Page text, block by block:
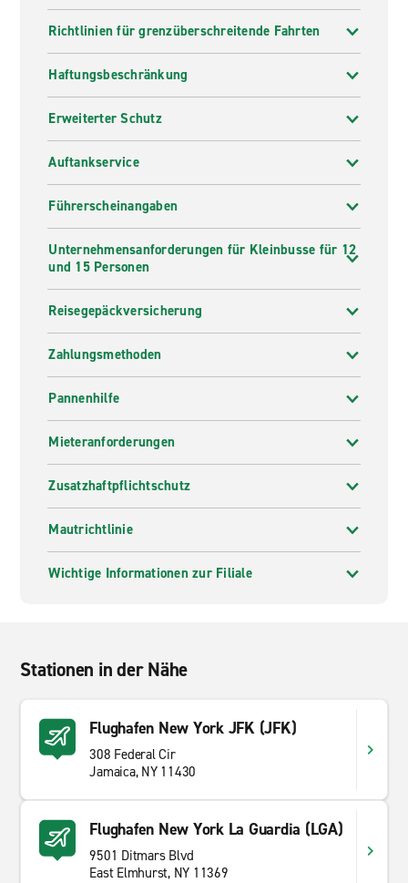
Richtlinien für grenzüberschreitende Fahrten
Haftungsbeschränkung
Erweiterter Schutz
Auftankservice
Führerscheinangaben
Unternehmensanforderungen für Kleinbusse für 12
und 15 Personen
Reisegepäckversicherung
Zahlungsmethoden
Pannenhilfe
Mieteranforderungen
Zusatzhaftpflichtschutz
Mautrichtlinie
Wichtige Informationen zur Filiale
Stationen in der Nähe
Flughafen New York JFK (JFK)
308 Federal Cir
Jamaica, NY 11430
Flughafen New York La Guardia (LGA)
9501 Ditmars Blvd
East Elmhurst, NY 11369